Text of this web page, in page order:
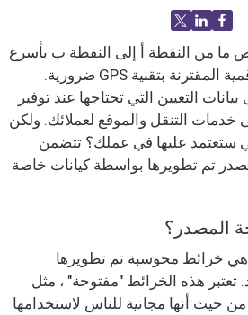
ما من النقطة أ إلى النقطة ب بأسرع
طريقة ، فإن الخرائط الرقمية المقترنة بتقنية GPS ضرورية.
التعيين التي تحتاجها عند توفير
خدمات التنقل والموقع لعملائك. ولكن
ستعتمد عليها في عملك؟ تتضمن
تم تطويرها بواسطة كيانات خاصة
المصدر؟
هي خرائط محوسبة تم تطويرها
هذه الخرائط "مفتوحة" ، مثل
حيث أنها مجانية للناس لاستخدامها